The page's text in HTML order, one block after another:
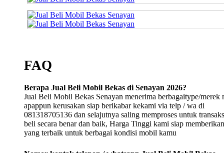
FAQ
Berapa Jual Beli Mobil Bekas di Senayan 2026?
Jual Beli Mobil Bekas Senayan menerima berbagaitype/merek
apappun kerusakan siap berikabar kekami via telp / wa di
081318705136 dan selajutnya saling memproses untuk
beli secara benar dan baik, Harga Tinggi kami siap memberikan
yang terbaik untuk berbagai kondisi mobil kamu